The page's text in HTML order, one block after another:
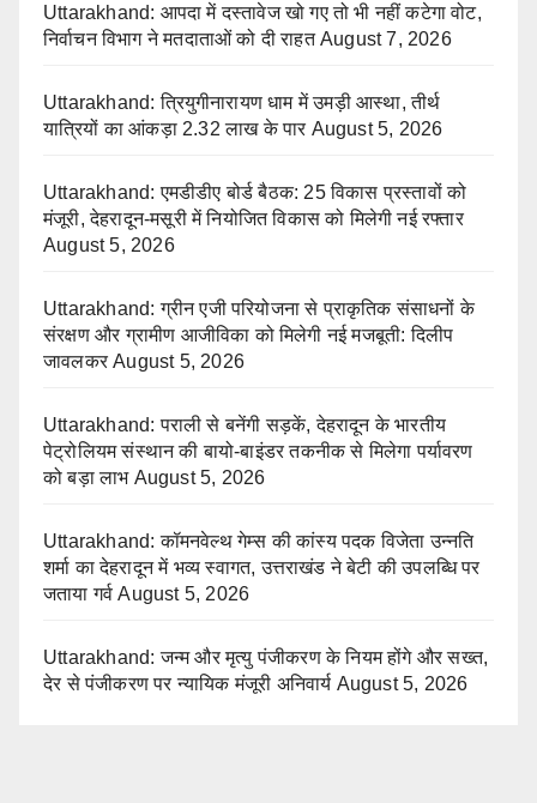
Uttarakhand: आपदा में दस्तावेज खो गए तो भी नहीं कटेगा वोट,
निर्वाचन विभाग ने मतदाताओं को दी राहत August 7, 2026
Uttarakhand: त्रियुगीनारायण धाम में उमड़ी आस्था, तीर्थ
यात्रियों का आंकड़ा 2.32 लाख के पार August 5, 2026
Uttarakhand: एमडीडीए बोर्ड बैठक: 25 विकास प्रस्तावों को
मंजूरी, देहरादून-मसूरी में नियोजित विकास को मिलेगी नई रफ्तार
August 5, 2026
Uttarakhand: ग्रीन एजी परियोजना से प्राकृतिक संसाधनों के
संरक्षण और ग्रामीण आजीविका को मिलेगी नई मजबूती: दिलीप
जावलकर August 5, 2026
Uttarakhand: पराली से बनेंगी सड़कें, देहरादून के भारतीय
पेट्रोलियम संस्थान की बायो-बाइंडर तकनीक से मिलेगा पर्यावरण
को बड़ा लाभ August 5, 2026
Uttarakhand: कॉमनवेल्थ गेम्स की कांस्य पदक विजेता उन्नति
शर्मा का देहरादून में भव्य स्वागत, उत्तराखंड ने बेटी की उपलब्धि पर
जताया गर्व August 5, 2026
Uttarakhand: जन्म और मृत्यु पंजीकरण के नियम होंगे और सख्त,
देर से पंजीकरण पर न्यायिक मंजूरी अनिवार्य August 5, 2026